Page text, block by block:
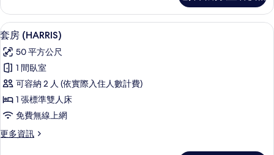
的
詳
情
顯
示
套
房
(HARRIS)
的
所
有
套房 (HARRIS) | 迷你吧、客房內保險
10
套房 (HARRIS)
50 平方公尺
1 間臥室
可容納 2 人 (依實際入住人數計費)
1 張標準雙人床
免費無線上網
更多資訊
更